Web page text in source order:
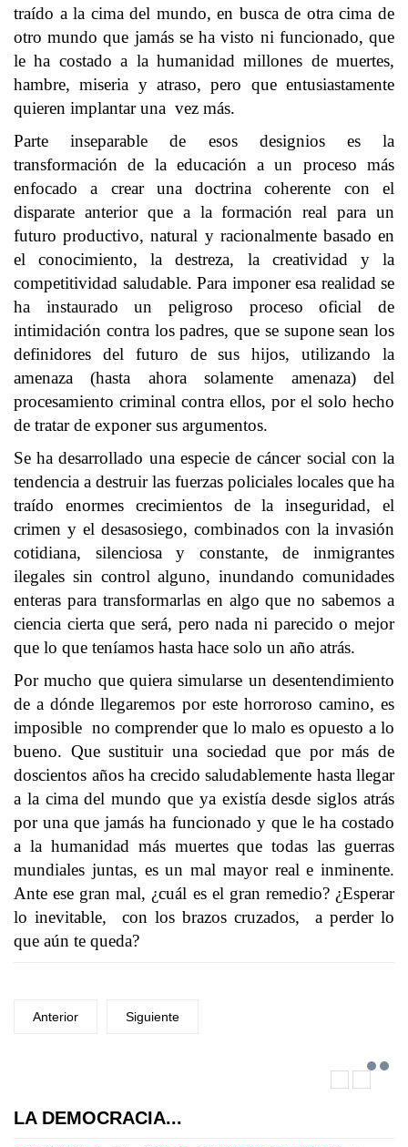
traído a la cima del mundo, en busca de otra cima de
otro mundo que jamás se ha visto ni funcionado, que
le ha costado a la humanidad millones de muertes,
hambre, miseria y atraso, pero que entusiastamente
quieren implantar una vez más.
Parte inseparable de esos designios es la
transformación de la educación a un proceso más
enfocado a crear una doctrina coherente con el
disparate anterior que a la formación real para un
futuro productivo, natural y racionalmente basado en
el conocimiento, la destreza, la creatividad y la
competitividad saludable. Para imponer esa realidad se
ha instaurado un peligroso proceso oficial de
intimidación contra los padres, que se supone sean los
definidores del futuro de sus hijos, utilizando la
amenaza (hasta ahora solamente amenaza) del
procesamiento criminal contra ellos, por el solo hecho
de tratar de exponer sus argumentos.
Se ha desarrollado una especie de cáncer social con la
tendencia a destruir las fuerzas policiales locales que ha
traído enormes crecimientos de la inseguridad, el
crimen y el desasosiego, combinados con la invasión
cotidiana, silenciosa y constante, de inmigrantes
ilegales sin control alguno, inundando comunidades
enteras para transformarlas en algo que no sabemos a
ciencia cierta que será, pero nada ni parecido o mejor
que lo que teníamos hasta hace solo un año atrás.
Por mucho que quiera simularse un desentendimiento
de a dónde llegaremos por este horroroso camino, es
imposible no comprender que lo malo es opuesto a lo
bueno. Que sustituir una sociedad que por más de
doscientos años ha crecido saludablemente hasta llegar
a la cima del mundo que ya existía desde siglos atrás
por una que jamás ha funcionado y que le ha costado
a la humanidad más muertes que todas las guerras
mundiales juntas, es un mal mayor real e inminente.
Ante ese gran mal, ¿cuál es el gran remedio? ¿Esperar
lo inevitable, con los brazos cruzados, a perder lo
que aún te queda?
Anterior Siguiente
LA DEMOCRACIA...